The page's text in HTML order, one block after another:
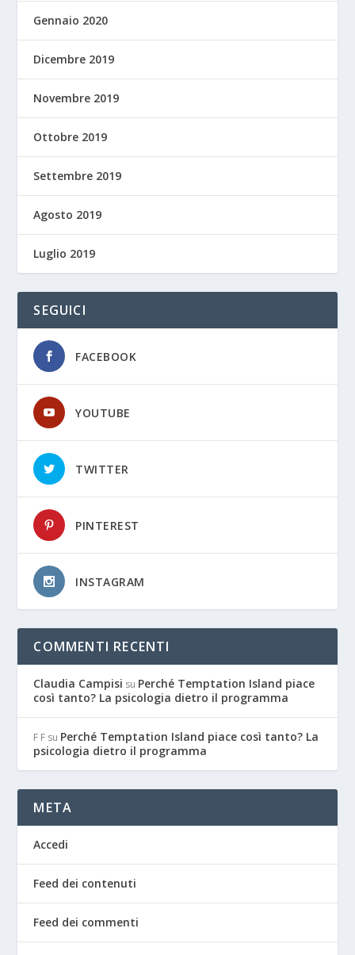
Gennaio 2020
Dicembre 2019
Novembre 2019
Ottobre 2019
Settembre 2019
Agosto 2019
Luglio 2019
SEGUICI
FACEBOOK
YOUTUBE
TWITTER
PINTEREST
INSTAGRAM
COMMENTI RECENTI
Claudia Campisi su Perché Temptation Island piace
così tanto? La psicologia dietro il programma
F F su Perché Temptation Island piace così tanto? La
psicologia dietro il programma
META
Accedi
Feed dei contenuti
Feed dei commenti